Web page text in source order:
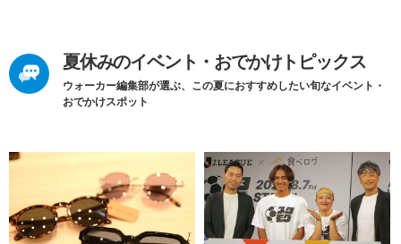
夏休みのイベント・おでかけトピックス
ウォーカー編集部が選ぶ、この夏におすすめしたい旬なイベント・
おでかけスポット